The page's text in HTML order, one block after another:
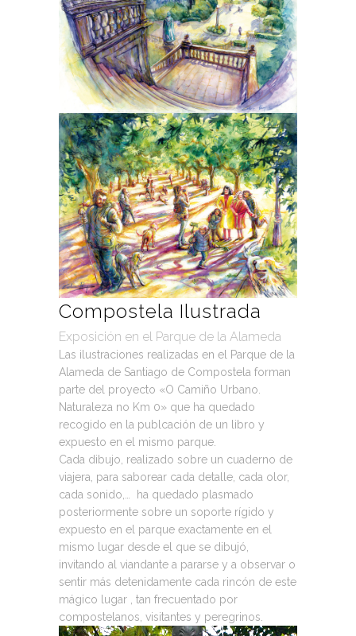
Compostela Ilustrada
Exposición en el Parque de la Alameda
Las ilustraciones realizadas en el Parque de la
Alameda de Santiago de Compostela forman
parte del proyecto «O Camiño Urbano.
Naturaleza no Km 0» que ha quedado
recogido en la publcación de un libro y
expuesto en el mismo parque.
Cada dibujo, realizado sobre un cuaderno de
viajera, para saborear cada detalle, cada olor,
cada sonido,… ha quedado plasmado
posteriormente sobre un soporte rígido y
expuesto en el parque exactamente en el
mismo lugar desde el que se dibujó,
invitando al viandante a pararse y a observar o
sentir más detenidamente cada rincón de este
mágico lugar , tan frecuentado por
compostelanos, visitantes y peregrinos.